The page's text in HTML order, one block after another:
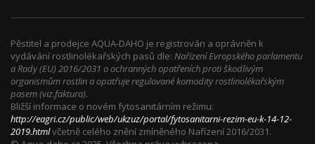
Pěstitel a prodejce AQUA-DAHO je registrován a oprávněn k
vydávání rostlinolékařských pasů dle: Nařízení Evropského parlamentu
a Rady (EU) 2016/2031 o ochranných opatřeních proti škodlivým
organismům rostlin a opatřuje regulované komodity rostlinolékařským
pasem (viz.faktura).
Bližší informace o novém fytosanitárním režimu:
http://eagri.cz/public/web/ukzuz/portal/fytosanitarni-rezim-eu-k-14-12-
2019.htmlvčetně celého znění zmíněného Nařízení 2016/2031.